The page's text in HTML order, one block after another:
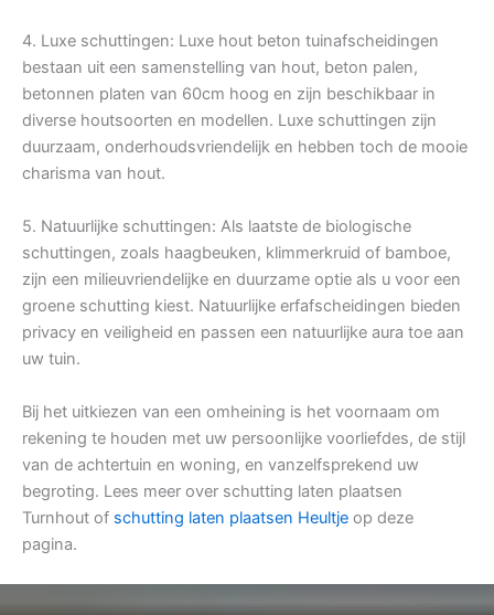
4. Luxe schuttingen: Luxe hout beton tuinafscheidingen
bestaan uit een samenstelling van hout, beton palen,
betonnen platen van 60cm hoog en zijn beschikbaar in
diverse houtsoorten en modellen. Luxe schuttingen zijn
duurzaam, onderhoudsvriendelijk en hebben toch de mooie
charisma van hout.
5. Natuurlijke schuttingen: Als laatste de biologische
schuttingen, zoals haagbeuken, klimmerkruid of bamboe,
zijn een milieuvriendelijke en duurzame optie als u voor een
groene schutting kiest. Natuurlijke erfafscheidingen bieden
privacy en veiligheid en passen een natuurlijke aura toe aan
uw tuin.
Bij het uitkiezen van een omheining is het voornaam om
rekening te houden met uw persoonlijke voorliefdes, de stijl
van de achtertuin en woning, en vanzelfsprekend uw
begroting. Lees meer over schutting laten plaatsen
Turnhout of schutting laten plaatsen Heultje op deze
pagina.